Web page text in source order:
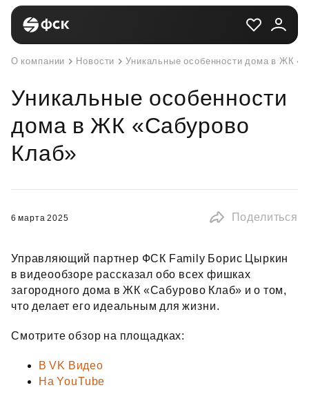
О компании Новости Уникальные особенности дома в ЖК
Уникальные особенности
дома в ЖК «Сабурово
Клаб»
6 марта 2025 Поделиться
Управляющий партнер ФСК Family Борис Цыркин
в видеообзоре рассказал обо всех фишках
загородного дома в ЖК «Сабурово Клаб» и о том,
что делает его идеальным для жизни.
Смотрите обзор на площадках:
ВVK Видео
НаYouTube